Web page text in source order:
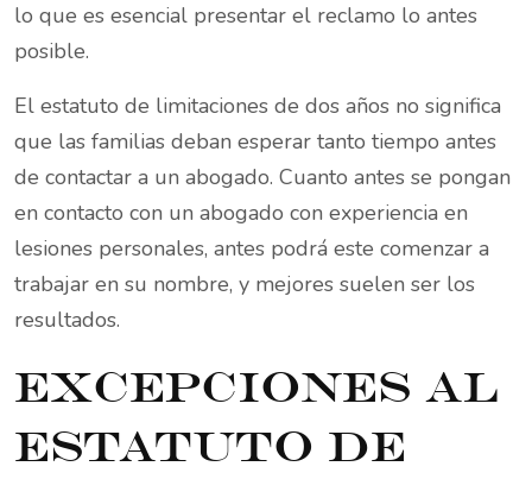
lo que es esencial presentar el reclamo lo antes
posible.
El estatuto de limitaciones de dos años no significa
que las familias deban esperar tanto tiempo antes
de contactar a un abogado. Cuanto antes se pongan
en contacto con un abogado con experiencia en
lesiones personales, antes podrá este comenzar a
trabajar en su nombre, y mejores suelen ser los
resultados.
Excepciones al
estatuto de